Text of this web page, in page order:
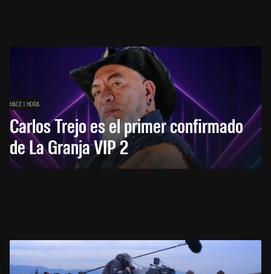
HACE 1 HORA
Carlos Trejo es el primer confirmado
de La Granja VIP 2